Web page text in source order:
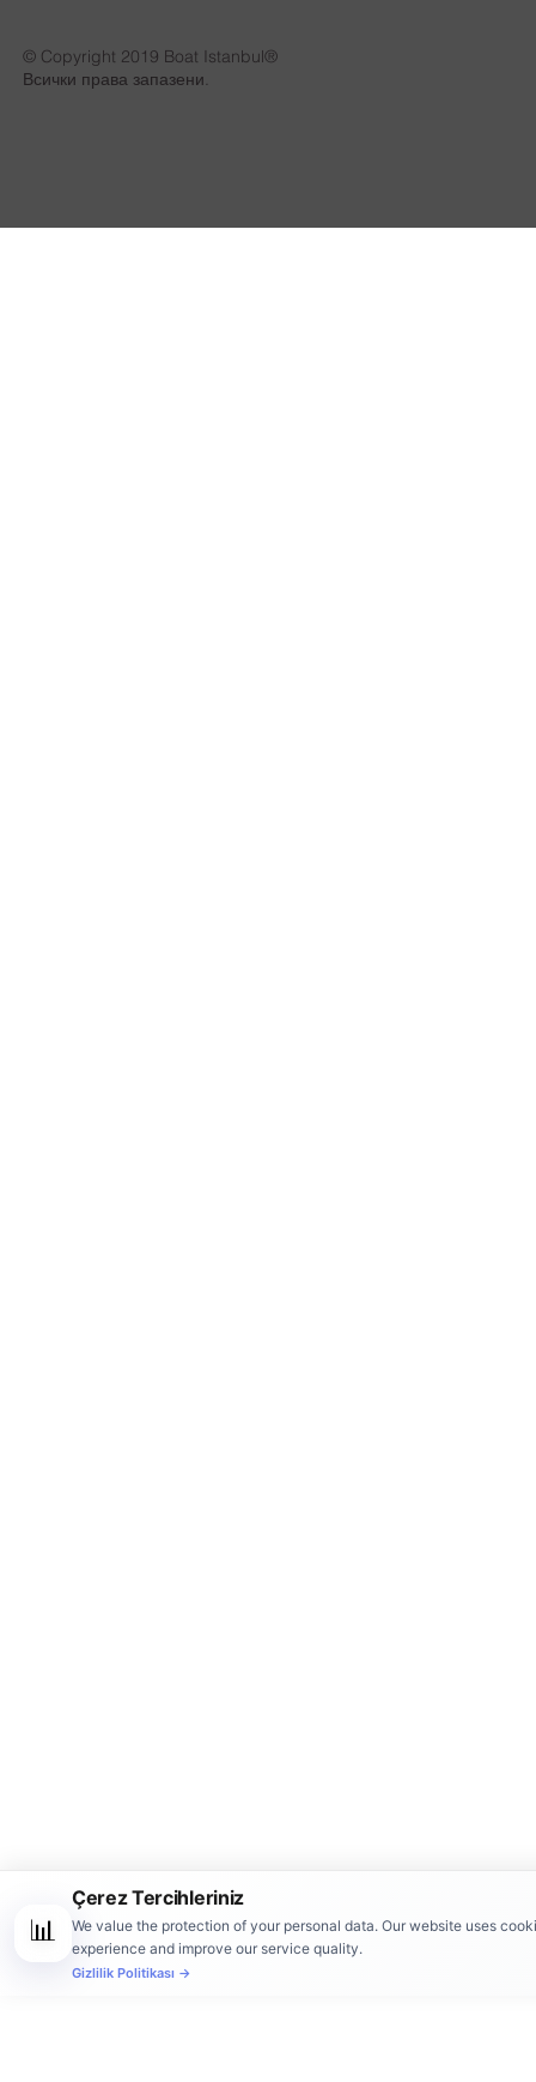
© Copyright 2019 Boat Istanbul®
Всички права запазени.
📊
Çerez Tercihleriniz
We value the protection of your personal data. Our website uses
experience and improve our service quality.
Gizlilik Politikası →